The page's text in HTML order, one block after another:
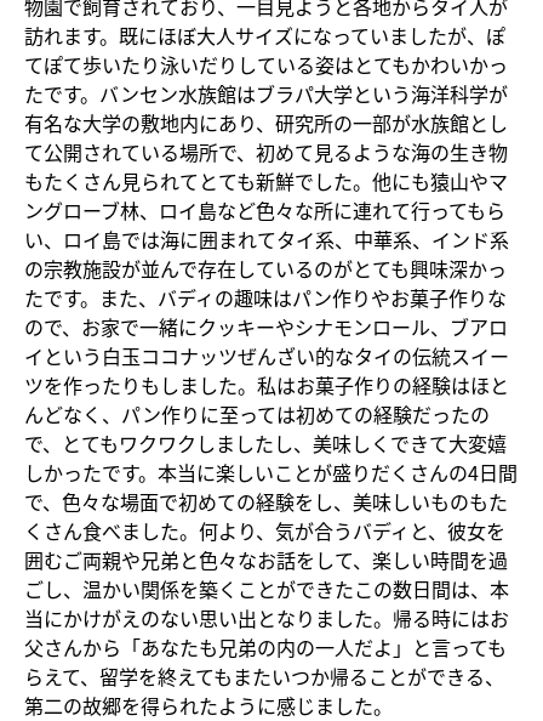
訪れます。既にほぼ大人サイズになっていましたが、ぽ
てぽて歩いたり泳いだりしている姿はとてもかわいかっ
たです。バンセン水族館はブラパ大学という海洋科学が
有名な大学の敷地内にあり、研究所の一部が水族館とし
て公開されている場所で、初めて見るような海の生き物
もたくさん見られてとても新鮮でした。他にも猿山やマ
ングローブ林、ロイ島など色々な所に連れて行ってもら
い、ロイ島では海に囲まれてタイ系、中華系、インド系
の宗教施設が並んで存在しているのがとても興味深かっ
たです。また、バディの趣味はパン作りやお菓子作りな
ので、お家で一緒にクッキーやシナモンロール、ブアロ
イという白玉ココナッツぜんざい的なタイの伝統スイー
ツを作ったりもしました。私はお菓子作りの経験はほと
んどなく、パン作りに至っては初めての経験だったの
で、とてもワクワクしましたし、美味しくできて大変嬉
しかったです。本当に楽しいことが盛りだくさんの4日間
で、色々な場面で初めての経験をし、美味しいものもた
くさん食べました。何より、気が合うバディと、彼女を
囲むご両親や兄弟と色々なお話をして、楽しい時間を過
ごし、温かい関係を築くことができたこの数日間は、本
当にかけがえのない思い出となりました。帰る時にはお
父さんから「あなたも兄弟の内の一人だよ」と言っても
らえて、留学を終えてもまたいつか帰ることができる、
第二の故郷を得られたように感じました。